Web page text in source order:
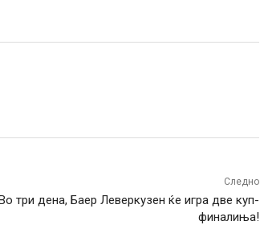
Следно
три дена, Баер Леверкузен ќе игра две куп-
финалиња!